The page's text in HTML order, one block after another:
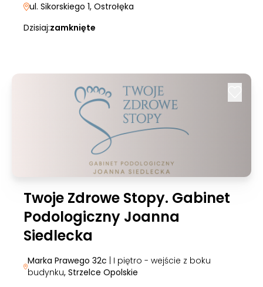
ul. Sikorskiego 1, Ostrołęka
Dzisiaj:zamknięte
Twoje Zdrowe Stopy. Gabinet
Podologiczny Joanna
Siedlecka
Marka Prawego 32c | I piętro - wejście z boku
budynku, Strzelce Opolskie